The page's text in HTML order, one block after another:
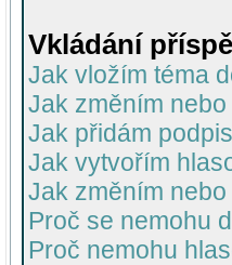
Vkládání
Jak vložím téma
Jak změním
Jak přidám
Jak vytvořím
Jak změním
Proč se nemohu
Proč nemohu